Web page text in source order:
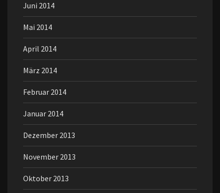
Juni 2014
Mai 2014
April 2014
März 2014
Februar 2014
Januar 2014
Dezember 2013
November 2013
Oktober 2013